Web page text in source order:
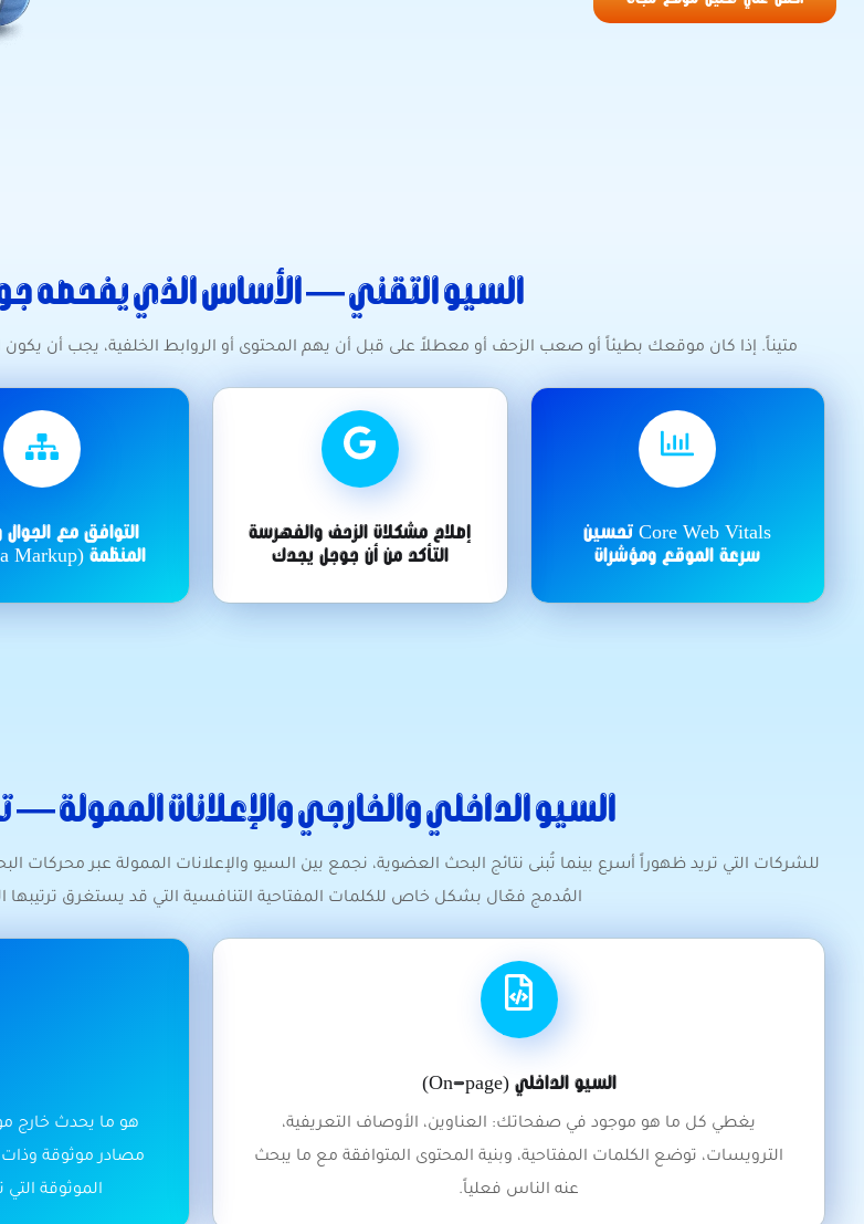
السيو التقني — الأساس الذي يفحصه
متيناً. إذا كان موقعك بطيئاً أو صعب الزحف أو معطلاً على قبل أن يهم المحتوى أو الروابط الخلفية، يجب أن يكون
Core Web Vitals تحسين
سرعة الموقع ومؤشرات
إصلاح مشكلات الزحف والفهرسة
التأكد من أن جوجل يجدك
التوافق مع الجوال
المنظمة (Schema Markup)
السيو الداخلي والخارجي والإعلانات الممولة —
المُدمج فعّال بشكل خاص للكلمات المفتاحية التنافسية التي قد يستغرق
السيو الداخلي (On-page)
يغطي كل ما هو موجود في صفحاتك: العناوين، الأوصاف التعريفية،
الترويسات، توضع الكلمات المفتاحية، وبنية المحتوى المتوافقة مع ما يبحث
عنه الناس فعلياً.
هو ما يحدث خارج
مصادر موثوقة
الموثوقة